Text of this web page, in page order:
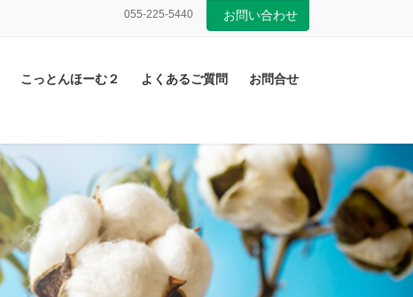
055-225-5440 お問い合わせ
こっとんほーむ２ よくあるご質問 お問合せ